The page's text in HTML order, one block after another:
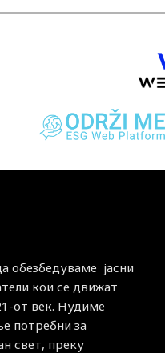
обезбедуваме јасни
кои се движат
от век. Нудиме
потребни за
свет, преку